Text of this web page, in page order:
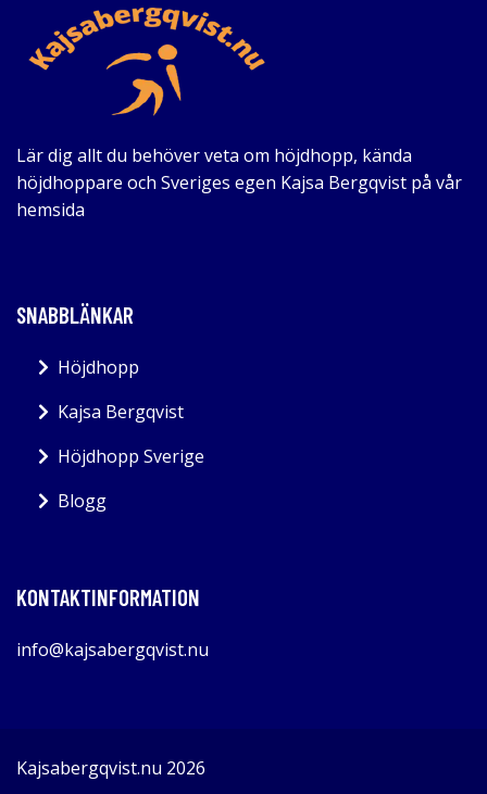
Lär dig allt du behöver veta om höjdhopp, kända
höjdhoppare och Sveriges egen Kajsa Bergqvist på vår
hemsida
SNABBLÄNKAR
Höjdhopp
Kajsa Bergqvist
Höjdhopp Sverige
Blogg
KONTAKTINFORMATION
info@kajsabergqvist.nu
Kajsabergqvist.nu 2026